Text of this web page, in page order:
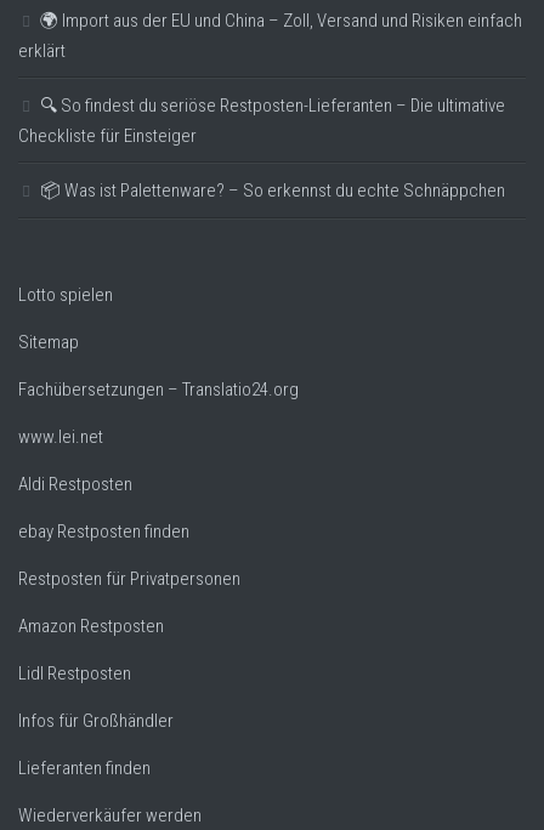
🌍 Import aus der EU und China – Zoll, Versand und Risiken einfach
erklärt
🔍 So findest du seriöse Restposten-Lieferanten – Die ultimative
Checkliste für Einsteiger
📦 Was ist Palettenware? – So erkennst du echte Schnäppchen
Lotto spielen
Sitemap
Fachübersetzungen – Translatio24.org
www.lei.net
Aldi Restposten
ebay Restposten finden
Restposten für Privatpersonen
Amazon Restposten
Lidl Restposten
Infos für Großhändler
Lieferanten finden
Wiederverkäufer werden